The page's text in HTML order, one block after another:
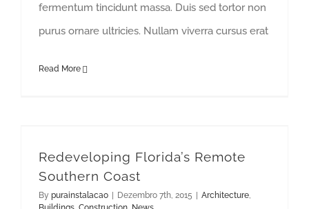
fermentum tincidunt massa. Duis sed tortor non
purus ornare ultricies. Nullam viverra cursus erat
Read More
Redeveloping Florida’s Remote
Southern Coast
By purainstalacao Dezembro 7th, 2015 Architecture,